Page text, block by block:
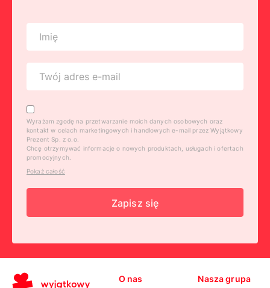
Wyrażam zgodę na przetwarzanie moich danych osobowych oraz
kontakt w celach marketingowych i handlowych e-mail przez Wyjątkowy
Prezent Sp. z o.o.
Chcę otrzymywać informacje o nowych produktach, usługach i ofertach
promocyjnych.
Pokaż całość
Zapisz się
O nas Nasza grupa